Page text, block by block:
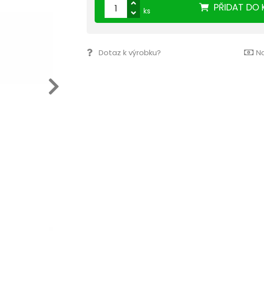
PŘIDAT DO
ks
Dotaz k výrobku?